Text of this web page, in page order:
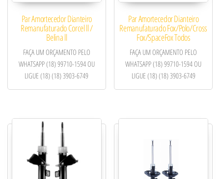
Par Amortecedor Dianteiro
Remanufaturado Corcel ll /
Belina ll
FAÇA UM ORÇAMENTO PELO
WHATSAPP (18) 99710-1594 OU
LIGUE (18) (18) 3903-6749
Par Amortecedor Dianteiro
Remanufaturado Fox/Polo/Cross
Fox/SpaceFox Todos
FAÇA UM ORÇAMENTO PELO
WHATSAPP (18) 99710-1594 OU
LIGUE (18) (18) 3903-6749